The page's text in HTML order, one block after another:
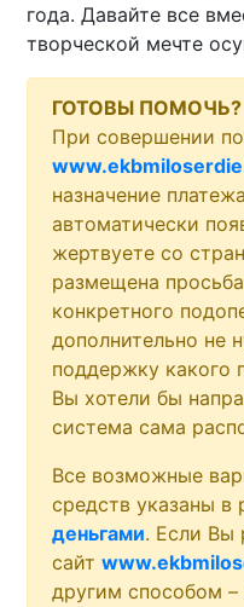
года. Давайте все
творческой мечте
ГОТОВЫ ПОМОЧЬ?
При совершении
назначение
автоматически
жертвуете со
размещена
конкретного
дополнительно не
поддержку какого
Вы хотели бы
система сама
Все возможные
средств указаны в
деньгами. Если Вы
сайт
другим способом –